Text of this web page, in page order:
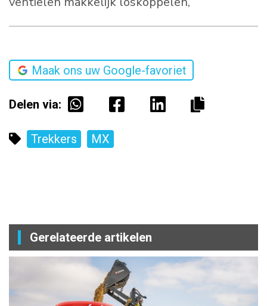
Maak ons uw Google-favoriet
Delen via:
Trekkers MX
Gerelateerde artikelen